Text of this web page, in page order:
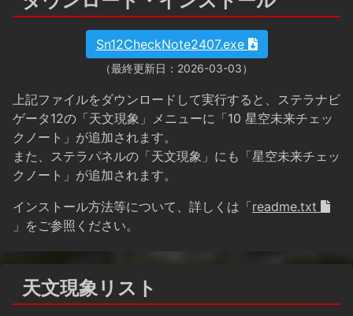
Sn12CheckNote2407.exe
（最終更新日：2026-03-03）
上記ファイルをダウンロードして実行すると、ステラナビ
ゲータ12の「天文現象」メニューに「10 星空未来チェッ
クノート」が追加されます。
また、ステラパネルの「天文現象」にも「星空未来チェッ
クノート」が追加されます。
インストール方法等について、詳しくは「readme.txt
」をご参照ください。
天文現象リスト